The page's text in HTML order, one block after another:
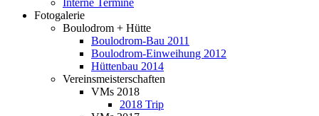
Interne Termine
Fotogalerie
Boulodrom + Hütte
Boulodrom-Bau 2011
Boulodrom-Einweihung 2012
Hüttenbau 2014
Vereinsmeisterschaften
VMs 2018
2018 Trip